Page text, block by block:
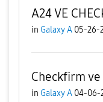
A24 VE
in Galaxy A 05-26-
Checkfirm ve
in Galaxy A 04-06-